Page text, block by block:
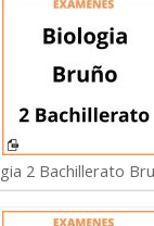
2 Bachillerato